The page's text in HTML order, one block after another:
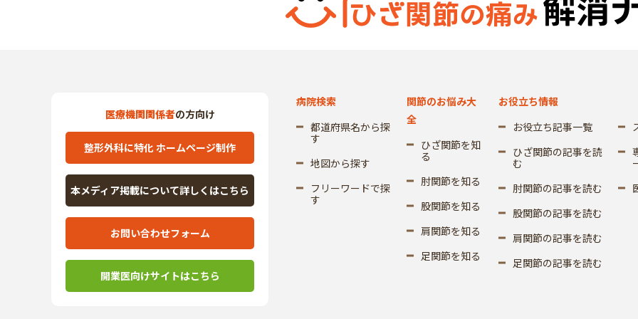
医療機関関係者の方向け
整形外科に特化 ホームページ制作
本メディア掲載について詳しくはこちら
お問い合わせフォーム
開業医向けサイトはこちら
病院検索
都道府県名から探
す
地図から探す
フリーワードで探
す
関節のお悩み大
全
ひざ関節を知
る
肘関節を知る
股関節を知る
肩関節を知る
足関節を知る
お役立ち情報
お役立ち記事一覧
ひざ関節の記事を読
む
肘関節の記事を読む
股関節の記事を読む
肩関節の記事を読む
足関節の記事を読む